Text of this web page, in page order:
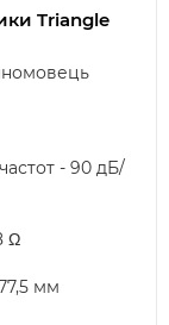
Triangle
- 90 дБ/
Ω
мм